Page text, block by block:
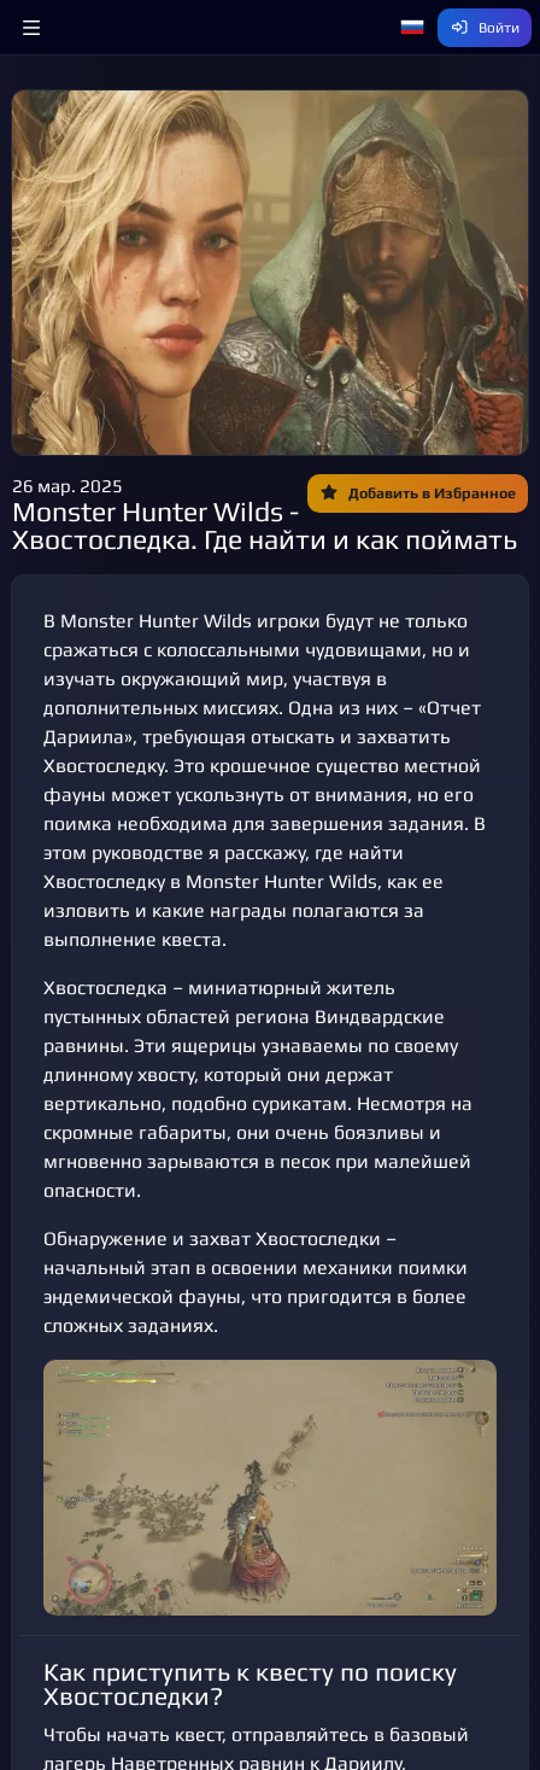
Войти
Добавить в Избранное
26 мар. 2025
Monster Hunter Wilds -
Хвостоследкa. Где найти и как поймать
В Monster Hunter Wilds игроки будут не только
сражаться с колоссальными чудовищами, но и
изучать окружающий мир, участвуя в
дополнительных миссиях. Одна из них – «Отчет
Дариила», требующая отыскать и захватить
Хвостоследку. Это крошечное существо местной
фауны может ускользнуть от внимания, но его
поимка необходима для завершения задания. В
этом руководстве я расскажу, где найти
Хвостоследку в Monster Hunter Wilds, как ее
изловить и какие награды полагаются за
выполнение квеста.
Хвостоследка – миниатюрный житель
пустынных областей региона Виндвардские
равнины. Эти ящерицы узнаваемы по своему
длинному хвосту, который они держат
вертикально, подобно сурикатам. Несмотря на
скромные габариты, они очень боязливы и
мгновенно зарываются в песок при малейшей
опасности.
Обнаружение и захват Хвостоследки –
начальный этап в освоении механики поимки
эндемической фауны, что пригодится в более
сложных заданиях.
Как приступить к квесту по поиску
Хвостоследки?
Чтобы начать квест, отправляйтесь в базовый
лагерь Наветренных равнин к Дариилу,